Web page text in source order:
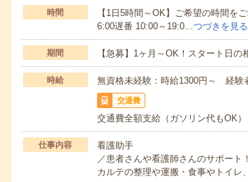
時間
【1日5時間～OK】ご希望の時間を
6:00遅番 10:00～19:0…つづきを見る
期間 【急募】1ヶ月～OK！スタート日の
時給 無資格未経験：時給1300円～ 経
交通費
交通費全額支給（ガソリン代もOK）
仕事内容
看護助手
／患者さんや看護師さんのサポー
カルテの整理や運搬・食事やトイ